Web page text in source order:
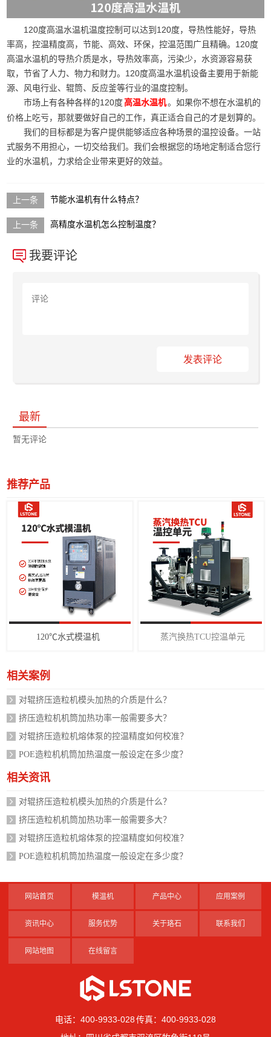
120度高温水温机温度控制可以达到120度，导热性能好，导热
率高，控温精度高，节能、高效、环保，控温范围广且精确。120度
高温水温机的导热介质是水，导热效率高，污染少，水资源容易获
取，节省了人力、物力和财力。120度高温水温机设备主要用于新能
源、风电行业、辊筒、反应釜等行业的温度控制。
市场上有各种各样的120度 高温水温机。如果你不想在水温机的
价格上吃亏，那就要做好自己的工作，真正适合自己的才是划算的。
我们的目标都是为客户提供能够适应各种场景的温控设备。一站
式服务不用担心，一切交给我们。我们会根据您的场地定制适合您行
业的水温机，力求给企业带来更好的效益。
节能水温机有什么特点？
高精度水温机怎么控制温度？
我要评论
发表评论
最新
暂无评论
推荐产品
120℃水式模温机 蒸汽换热TCU控温单元
相关案例
对辊挤压造粒机模头加热的介质是什么？
挤压造粒机机筒加热功率一般需要多大？
对辊挤压造粒机熔体泵的控温精度如何校准？
POE造粒机机筒加热温度一般设定在多少度？
相关资讯
对辊挤压造粒机模头加热的介质是什么？
挤压造粒机机筒加热功率一般需要多大？
对辊挤压造粒机熔体泵的控温精度如何校准？
POE造粒机机筒加热温度一般设定在多少度？
网站首页 模温机 产品中心 应用案例
资讯中心 服务优势 关于珞石 联系我们
网站地图 在线留言
电话：400-9933-028 传真：400-9933-028